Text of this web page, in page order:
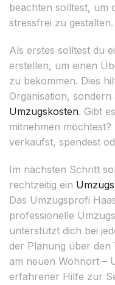
beachten solltest, um
stressfrei zu gestalten.
Als erstes solltest du
erstellen, um einen
zu bekommen. Dies
Organisation,
Umzugskosten. Gibt
mitnehmen
verkaufst, spendest
Im nächsten Schritt
rechtzeitig ein
Das Umzugsprofi
professionelle
unterstützt dich bei
der Planung über
am neuen Wohnort –
erfahrener Hilfe zur